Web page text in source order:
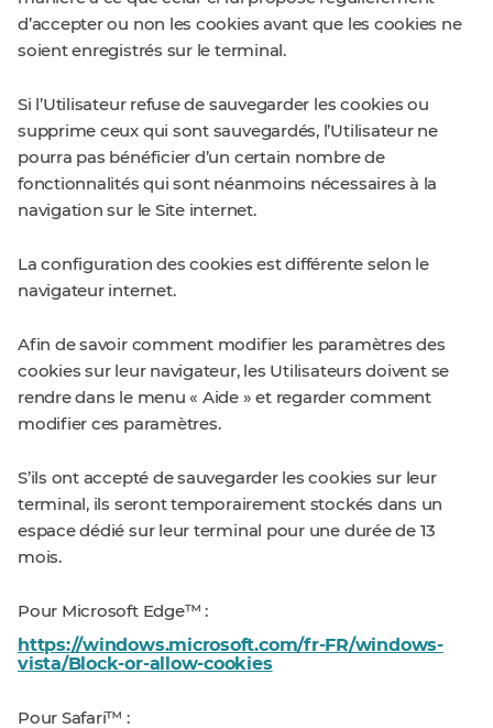
d’accepter ou non les cookies avant que les cookies ne
soient enregistrés sur le terminal.
Si l’Utilisateur refuse de sauvegarder les cookies ou
supprime ceux qui sont sauvegardés, l’Utilisateur ne
pourra pas bénéficier d’un certain nombre de
fonctionnalités qui sont néanmoins nécessaires à la
navigation sur le Site internet.
La configuration des cookies est différente selon le
navigateur internet.
Afin de savoir comment modifier les paramètres des
cookies sur leur navigateur, les Utilisateurs doivent se
rendre dans le menu « Aide » et regarder comment
modifier ces paramètres.
S’ils ont accepté de sauvegarder les cookies sur leur
terminal, ils seront temporairement stockés dans un
espace dédié sur leur terminal pour une durée de 13
mois.
Pour Microsoft Edge™ :
https://windows.microsoft.com/fr-FR/windows-
vista/Block-or-allow-cookies
Pour Safari™ :